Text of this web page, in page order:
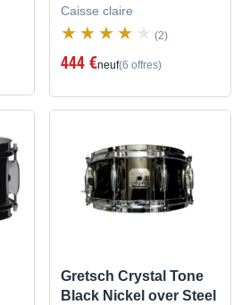
Caisse claire
(2)
444 €neuf(6 offres)
Gretsch Crystal Tone
Black Nickel over Steel